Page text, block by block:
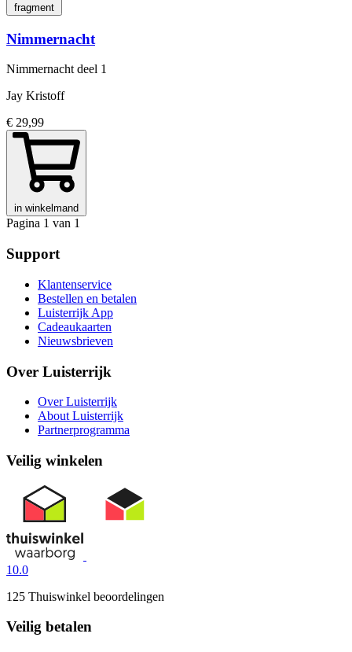
fragment
Nimmernacht
Nimmernachtdeel 1
Jay Kristoff
€ 29,99
in winkelmand
Pagina 1 van 1
Support
Klantenservice
Bestellen en betalen
Luisterrijk App
Cadeaukaarten
Nieuwsbrieven
Over Luisterrijk
Over Luisterrijk
About Luisterrijk
Partnerprogramma
Veilig winkelen
10.0
125 Thuiswinkel beoordelingen
Veilig betalen